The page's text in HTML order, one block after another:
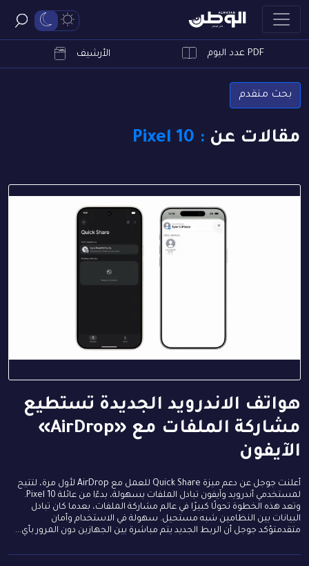
PDF عدد اليوم الأرشيف
بحث متقدم
مقالات عن : Pixel 10
هواتف الاندرويد الجديدة تستطيع
مشاركة الملفات مع «AirDrop»
الآيفون
أعلنت جوجل عن دعم ميزة Quick Share للعمل مع AirDrop لأول مرة، لتتيح
لمستخدمي أندرويد وآيفون تبادل الملفات بسهولة، بدءًا من عائلة Pixel 10.
وتعد هذه الخطوة تحولًا كبيرًا في عالم مشاركة الملفات، بعدما كان تبادل
البيانات بين النظامين شبه مستحيل. سهولة في الاستخدام وأمان
متقدمتؤكد جوجل أن الربط الجديد يتم مباشرة بين الجهازين دون المرور بأي...